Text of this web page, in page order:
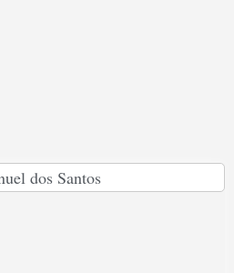
dos Santos